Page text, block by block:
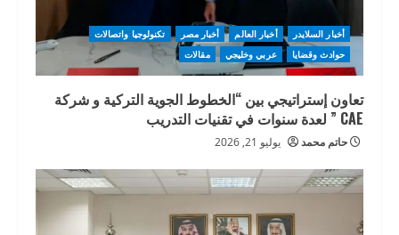
أخبار السلايدر أخبار العالم أخبار مصر
تكنولوجيا واتصالات
حوادث وقضايا
عربي وخليجي مقالات
تعاون إستراتيجي بين “الخطوط الجوية التركية و شركة
CAE ” لعدة سنوات في تقنيات التدريب
حاتم محمد يوليو 21, 2026